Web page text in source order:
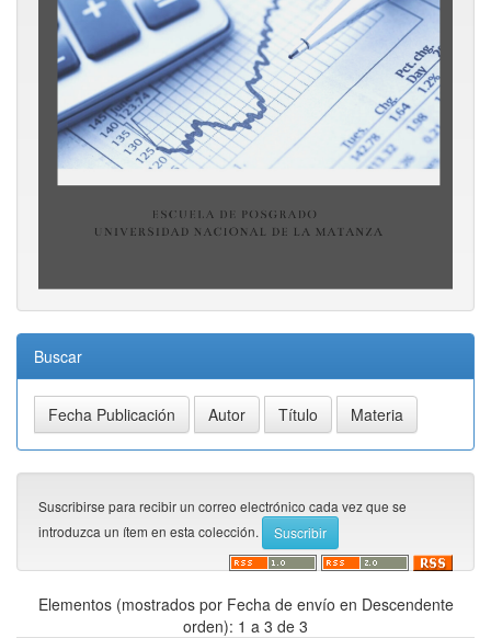
Buscar
Suscribirse para recibir un correo electrónico cada vez que se
introduzca un ítem en esta colección.
Elementos (mostrados por Fecha de envío en Descendente
orden): 1 a 3 de 3